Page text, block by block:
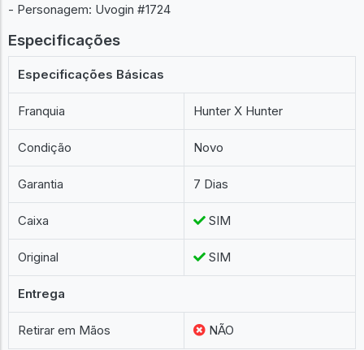
- Personagem: Uvogin #1724
Especificações
Especificações Básicas
Franquia Hunter X Hunter
Condição Novo
Garantia 7 Dias
Caixa SIM
Original SIM
Entrega
Retirar em Mãos NÃO